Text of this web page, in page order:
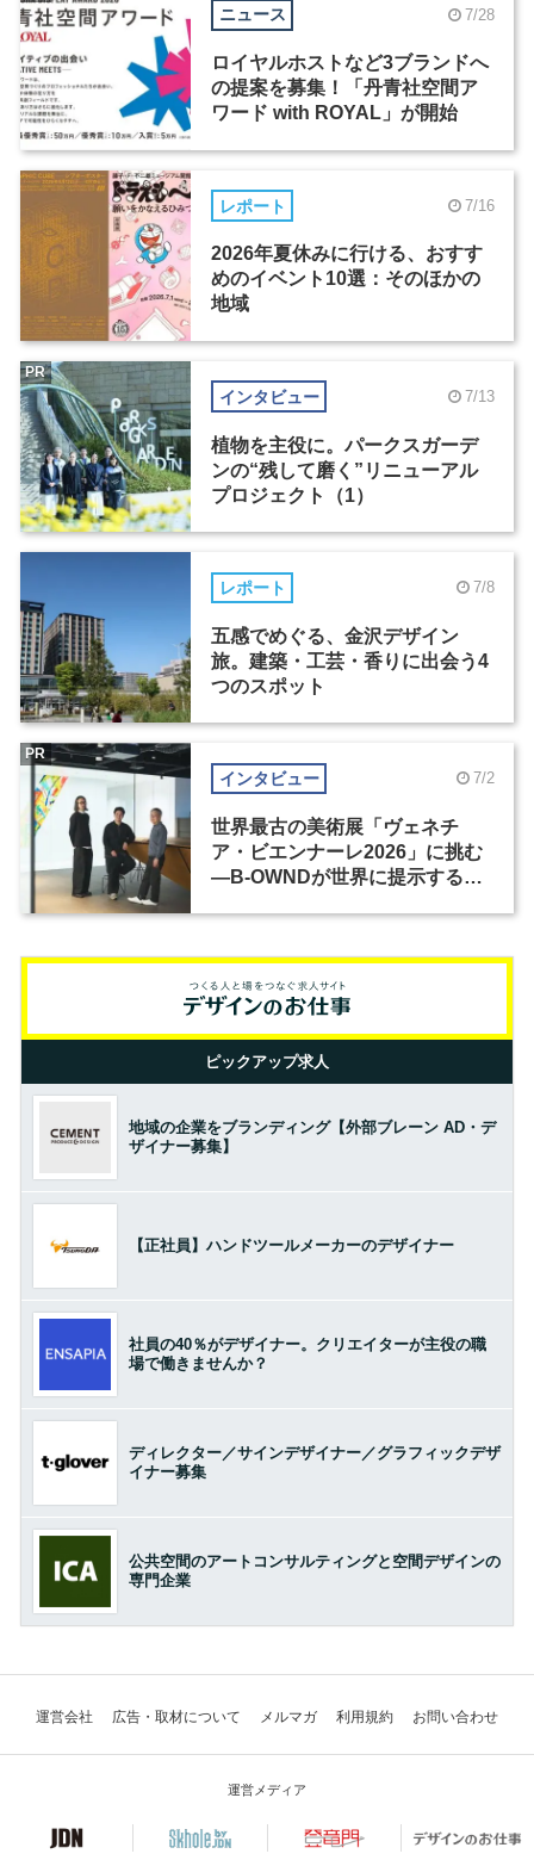
ニュース 7/28
ロイヤルホストなど3ブランドへ
の提案を募集！「丹青社空間ア
ワード with ROYAL」が開始
レポート 7/16
2026年夏休みに行ける、おすす
めのイベント10選：そのほかの
地域
インタビュー 7/13
植物を主役に。パークスガーデ
ンの“残して磨く”リニューアル
プロジェクト（1）
PR
レポート 7/8
五感でめぐる、金沢デザイン
旅。建築・工芸・香りに出会う4
つのスポット
インタビュー 7/2
世界最古の美術展「ヴェネチ
ア・ビエンナーレ2026」に挑む
―B-OWNDが世界に提示する美
PR
ピックアップ求人
地域の企業をブランディング【外部ブレーン AD・デ
ザイナー募集】
【正社員】ハンドツールメーカーのデザイナー
社員の40％がデザイナー。クリエイターが主役の職
場で働きませんか？
ディレクター／サインデザイナー／グラフィックデザ
イナー募集
公共空間のアートコンサルティングと空間デザインの
専門企業
運営会社 広告・取材について メルマガ 利用規約 お問い合わせ
運営メディア